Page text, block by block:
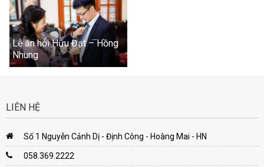
Lễ ăn hỏi Hữu Đạt – Hồng
Nhung
LIÊN HỆ
Số 1 Nguyễn Cảnh Dị - Định Công - Hoàng Mai - HN
058.369.2222